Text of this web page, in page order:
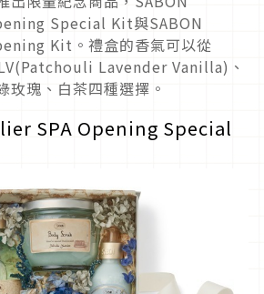
Special Kit與SABON
Kit。禮盒的香氣可以從
Lavender Vanilla)、
玫瑰、白茶四種選擇。
SPA Opening Special